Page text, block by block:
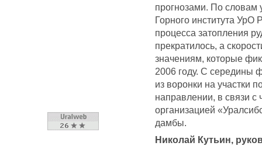
прогнозами. По словам
Горного института
процесса затопления
прекратилось, а
значениям, которые
2006 году. С середины
из воронки на участки
направлении, в связи
организацией
дамбы.
Николай Кутьин,